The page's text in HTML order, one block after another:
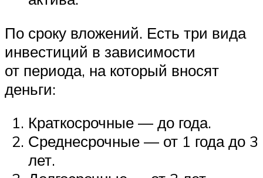
По сроку вложений. Есть три вида
инвестиций в зависимости
от периода, на который вносят
деньги:
Краткосрочные — до года.
Среднесрочные — от 1 года до 3
лет.